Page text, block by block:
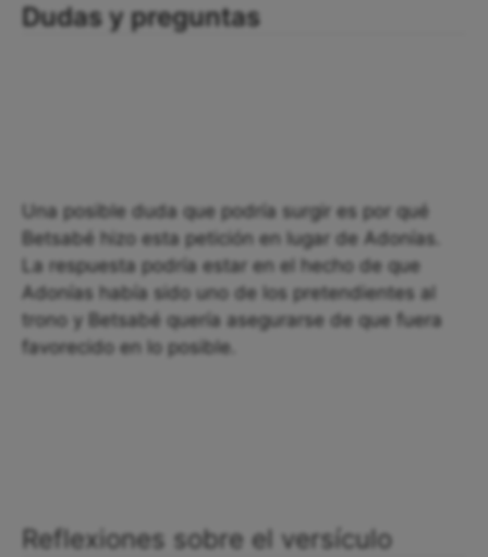
Dudas y preguntas
Una posible duda que podría surgir es por qué
Betsabé hizo esta petición en lugar de Adonías.
La respuesta podría estar en el hecho de que
Adonías había sido uno de los pretendientes al
trono y Betsabé quería asegurarse de que fuera
favorecido en lo posible.
Reflexiones sobre el versículo